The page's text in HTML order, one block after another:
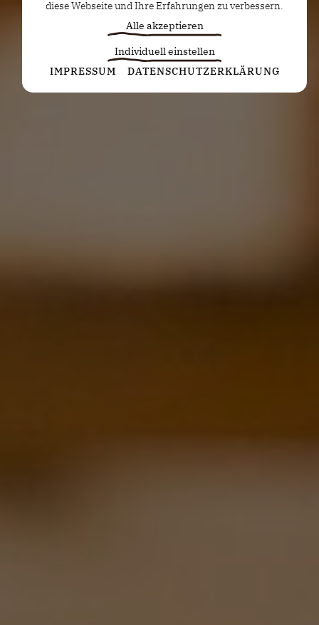
diese Webseite und Ihre Erfahrungen zu verbessern.
Alle akzeptieren
Individuell einstellen
Statistiken
Diese Cookies erfassen anonyme Statistiken. Diese
IMPRESSUM DATENSCHUTZERKLÄRUNG